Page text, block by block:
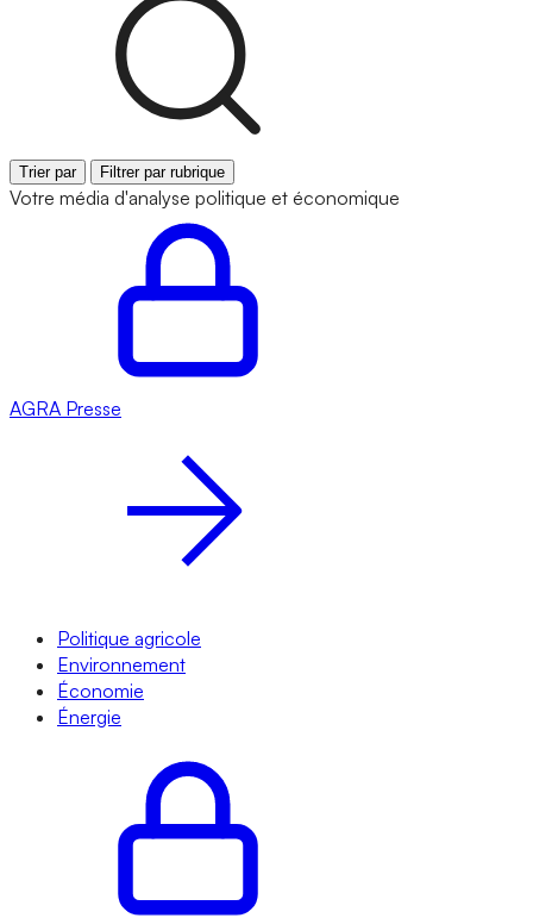
Trier par Filtrer par rubrique
Votre média d'analyse politique et économique
AGRA Presse
Politique agricole
Environnement
Économie
Énergie